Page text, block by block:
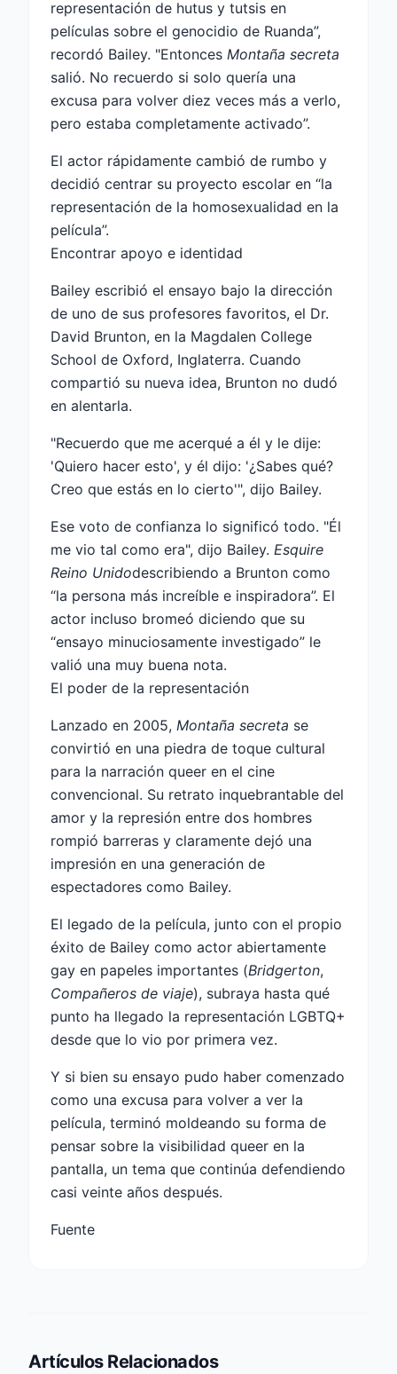
representación de hutus y tutsis en
películas sobre el genocidio de Ruanda”,
recordó Bailey. "Entonces Montaña secreta
salió. No recuerdo si solo quería una
excusa para volver diez veces más a verlo,
pero estaba completamente activado”.
El actor rápidamente cambió de rumbo y
decidió centrar su proyecto escolar en “la
representación de la homosexualidad en la
película”.
Encontrar apoyo e identidad
Bailey escribió el ensayo bajo la dirección
de uno de sus profesores favoritos, el Dr.
David Brunton, en la Magdalen College
School de Oxford, Inglaterra. Cuando
compartió su nueva idea, Brunton no dudó
en alentarla.
"Recuerdo que me acerqué a él y le dije:
'Quiero hacer esto', y él dijo: '¿Sabes qué?
Creo que estás en lo cierto'", dijo Bailey.
Ese voto de confianza lo significó todo. "Él
me vio tal como era", dijo Bailey. Esquire
Reino Unidodescribiendo a Brunton como
“la persona más increíble e inspiradora”. El
actor incluso bromeó diciendo que su
“ensayo minuciosamente investigado” le
valió una muy buena nota.
El poder de la representación
Lanzado en 2005, Montaña secreta se
convirtió en una piedra de toque cultural
para la narración queer en el cine
convencional. Su retrato inquebrantable del
amor y la represión entre dos hombres
rompió barreras y claramente dejó una
impresión en una generación de
espectadores como Bailey.
El legado de la película, junto con el propio
éxito de Bailey como actor abiertamente
gay en papeles importantes (Bridgerton,
Compañeros de viaje), subraya hasta qué
punto ha llegado la representación LGBTQ+
desde que lo vio por primera vez.
Y si bien su ensayo pudo haber comenzado
como una excusa para volver a ver la
película, terminó moldeando su forma de
pensar sobre la visibilidad queer en la
pantalla, un tema que continúa defendiendo
casi veinte años después.
Fuente
Artículos Relacionados